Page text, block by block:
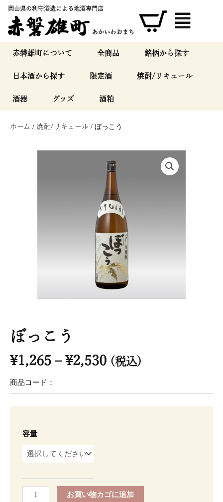
ス
岡山県の利守酒造による地酒専門店
赤磐雄町について 全商品 銘柄から探す
日本酒から探す 限定酒 焼酎/リキュール
酒器 グッズ 酒粕
ホーム / 焼酎/リキュール / ぼっこう
ぼっこう
¥1,265 –¥2,530価
(税込)
商品コード：
容量
こ
お買い物カゴに追加